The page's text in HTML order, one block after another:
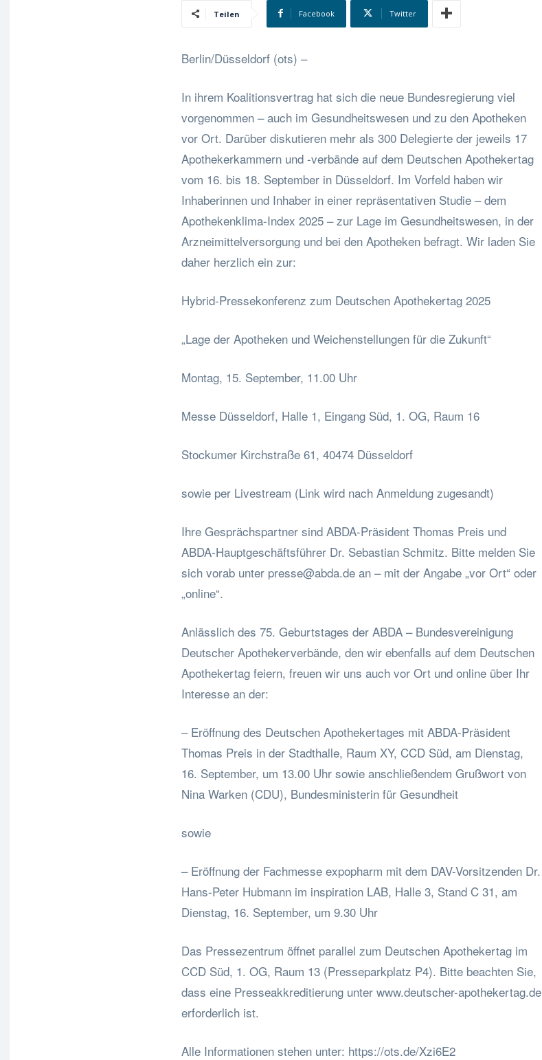
Teilen Facebook Twitter
Berlin/Düsseldorf (ots) –
In ihrem Koalitionsvertrag hat sich die neue Bundesregierung viel
vorgenommen – auch im Gesundheitswesen und zu den Apotheken
vor Ort. Darüber diskutieren mehr als 300 Delegierte der jeweils 17
Apothekerkammern und -verbände auf dem Deutschen Apothekertag
vom 16. bis 18. September in Düsseldorf. Im Vorfeld haben wir
Inhaberinnen und Inhaber in einer repräsentativen Studie – dem
Apothekenklima-Index 2025 – zur Lage im Gesundheitswesen, in der
Arzneimittelversorgung und bei den Apotheken befragt. Wir laden Sie
daher herzlich ein zur:
Hybrid-Pressekonferenz zum Deutschen Apothekertag 2025
„Lage der Apotheken und Weichenstellungen für die Zukunft“
Montag, 15. September, 11.00 Uhr
Messe Düsseldorf, Halle 1, Eingang Süd, 1. OG, Raum 16
Stockumer Kirchstraße 61, 40474 Düsseldorf
sowie per Livestream (Link wird nach Anmeldung zugesandt)
Ihre Gesprächspartner sind ABDA-Präsident Thomas Preis und
ABDA-Hauptgeschäftsführer Dr. Sebastian Schmitz. Bitte melden Sie
sich vorab unter presse@abda.de an – mit der Angabe „vor Ort“ oder
„online“.
Anlässlich des 75. Geburtstages der ABDA – Bundesvereinigung
Deutscher Apothekerverbände, den wir ebenfalls auf dem Deutschen
Apothekertag feiern, freuen wir uns auch vor Ort und online über Ihr
Interesse an der:
– Eröffnung des Deutschen Apothekertages mit ABDA-Präsident
Thomas Preis in der Stadthalle, Raum XY, CCD Süd, am Dienstag,
16. September, um 13.00 Uhr sowie anschließendem Grußwort von
Nina Warken (CDU), Bundesministerin für Gesundheit
sowie
– Eröffnung der Fachmesse expopharm mit dem DAV-Vorsitzenden Dr.
Hans-Peter Hubmann im inspiration LAB, Halle 3, Stand C 31, am
Dienstag, 16. September, um 9.30 Uhr
Das Pressezentrum öffnet parallel zum Deutschen Apothekertag im
CCD Süd, 1. OG, Raum 13 (Presseparkplatz P4). Bitte beachten Sie,
dass eine Presseakkreditierung unter www.deutscher-apothekertag.de
erforderlich ist.
Alle Informationen stehen unter: https://ots.de/Xzi6E2